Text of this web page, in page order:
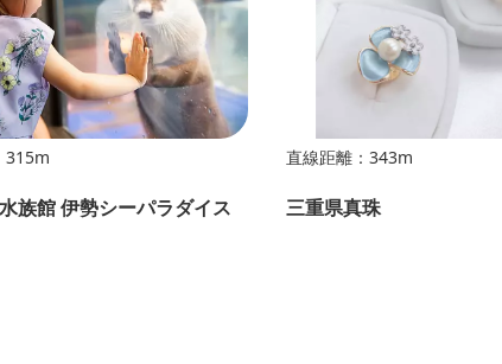
315m
族館 伊勢シーパラダイス
直線距離：343m
三重県真珠